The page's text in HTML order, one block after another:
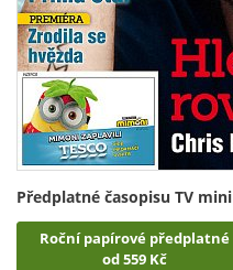
Předplatné časopisu TV mini
Roční papírové předplatné
od 559 Kč